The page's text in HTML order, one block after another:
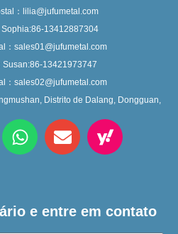
：lilia@jufumetal.com
13412887304
：sales01@jufumetal.com
Susan:86-13421973747
：sales02@jufumetal.com
Distrito de Dalang, Dongguan,
e entre em contato